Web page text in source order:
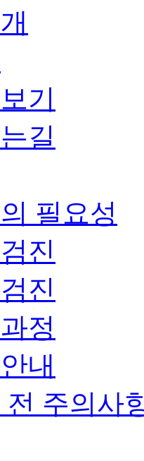
기
길
필요성
진
진
정
내
전 주의사